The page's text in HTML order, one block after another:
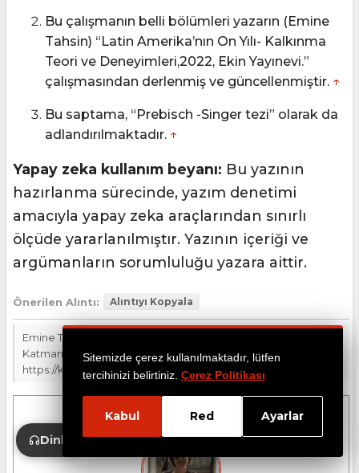
Sitemizde çerez kullanılmaktadır, lütfen
tercihinizi belirtiniz. Çerez Politikası
Kabul Red Ayarlar
Bu çalışmanın belli bölümleri yazarın (Emine
Tahsin) “Latin Amerika’nın On Yılı- Kalkınma
Teori ve Deneyimleri,2022, Ekin Yayınevi.”
çalışmasından derlenmiş ve güncellenmiştir. ↑
Bu saptama, “Prebisch -Singer tezi” olarak da
adlandırılmaktadır. ↑
Yapay zeka kullanım beyanı: Bu yazının
hazırlanma sürecinde, yazım denetimi
amacıyla yapay zeka araçlarından sınırlı
ölçüde yararlanılmıştır. Yazının içeriği ve
argümanların sorumluluğu yazara aittir.
Önerilen Alıntı: Alıntıyı Kopyala
Emine Tahsin (2026). Latin Amerika’nın Doğal Kaynak Laneti (I).
Katman Portal.
https://katmanportal.com/doi/10.5281/zenodo.19258963
Dinle